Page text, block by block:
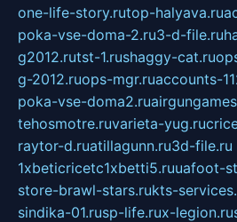
one-life-story.rutop-halyava.ru
poka-vse-doma-2.ru3-d-file.ru
g2012.rutst-1.rushaggy-cat.ru
g-2012.ruops-mgr.ruaccounts-
poka-vse-doma2.ru
tehosmotre.ruvarieta-yug.ru
raytor-d.ruatillagunn.ru3d-file.ru
1xbeticricetc1xbetti5.ruuafoot-
store-brawl-stars.rukts-
sindika-01.rusp-life.rux-legion.ru